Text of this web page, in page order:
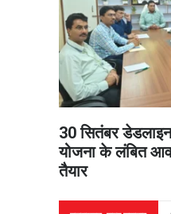
30 सितंबर
योजना के लंबित
तैयार